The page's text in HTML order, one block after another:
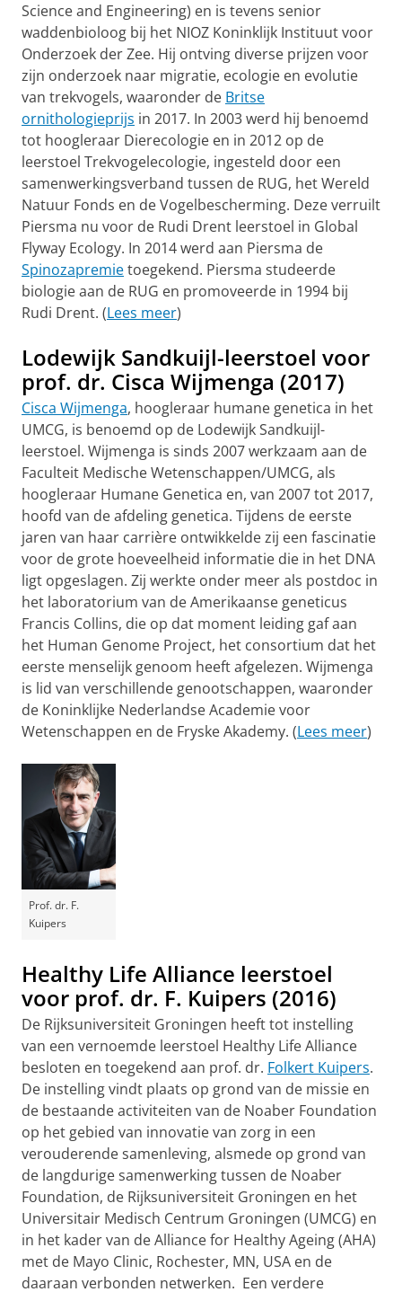
Science and Engineering) en is tevens senior
waddenbioloog bij het NIOZ Koninklijk Instituut voor
Onderzoek der Zee. Hij ontving diverse prijzen voor
zijn onderzoek naar migratie, ecologie en evolutie
van trekvogels, waaronder de Britse
ornithologieprijs in 2017. In 2003 werd hij benoemd
tot hoogleraar Dierecologie en in 2012 op de
leerstoel Trekvogelecologie, ingesteld door een
samenwerkingsverband tussen de RUG, het Wereld
Natuur Fonds en de Vogelbescherming. Deze verruilt
Piersma nu voor de Rudi Drent leerstoel in Global
Flyway Ecology. In 2014 werd aan Piersma de
Spinozapremietoegekend. Piersma studeerde
biologie aan de RUG en promoveerde in 1994 bij
Rudi Drent. (Lees meer)
Lodewijk Sandkuijl-leerstoel voor
prof. dr. Cisca Wijmenga (2017)
Cisca Wijmenga, hoogleraar humane genetica in het
UMCG, is benoemd op de Lodewijk Sandkuijl-
leerstoel. Wijmenga is sinds 2007 werkzaam aan de
Faculteit Medische Wetenschappen/UMCG, als
hoogleraar Humane Genetica en, van 2007 tot 2017,
hoofd van de afdeling genetica. Tijdens de eerste
jaren van haar carrière ontwikkelde zij een fascinatie
voor de grote hoeveelheid informatie die in het DNA
ligt opgeslagen. Zij werkte onder meer als postdoc in
het laboratorium van de Amerikaanse geneticus
Francis Collins, die op dat moment leiding gaf aan
het Human Genome Project, het consortium dat het
eerste menselijk genoom heeft afgelezen. Wijmenga
is lid van verschillende genootschappen, waaronder
de Koninklijke Nederlandse Academie voor
Wetenschappen en de Fryske Akademy. (Lees meer)
Prof. dr. F.
Kuipers
Healthy Life Alliance leerstoel
voor prof. dr. F. Kuipers (2016)
De Rijksuniversiteit Groningen heeft tot instelling
van een vernoemde leerstoel Healthy Life Alliance
besloten en toegekend aan prof. dr. Folkert Kuipers.
De instelling vindt plaats op grond van de missie en
de bestaande activiteiten van de Noaber Foundation
op het gebied van innovatie van zorg in een
verouderende samenleving, alsmede op grond van
de langdurige samenwerking tussen de Noaber
Foundation, de Rijksuniversiteit Groningen en het
Universitair Medisch Centrum Groningen (UMCG) en
in het kader van de Alliance for Healthy Ageing (AHA)
met de Mayo Clinic, Rochester, MN, USA en de
daaraan verbonden netwerken. Een verdere